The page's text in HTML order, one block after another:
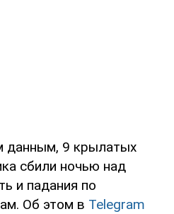
данным, 9 крылатых
сбили ночью над
и падания по
Об этом в Telegram